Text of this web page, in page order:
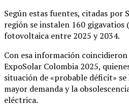
Según estas fuentes, citadas por
región se instalen 160 gigavatios
fotovoltaica entre 2025 y 2034.
Con esa información
ExpoSolar Colombia 2025,
situación de «probable déficit» se
mayor demanda y la
eléctrica.